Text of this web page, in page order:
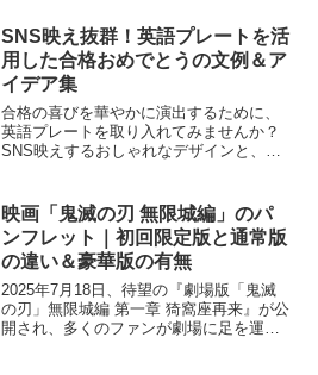
2100字は多すぎるのか、判断に悩む学生
も多いでしょう...
SNS映え抜群！英語プレートを活
用した合格おめでとうの文例＆ア
イデア集
合格の喜びを華やかに演出するために、
英語プレートを取り入れてみませんか？
SNS映えするおしゃれなデザインと、海
ぴったりです。本記事では、英語プレー
トの種類やデザインの選...
映画「鬼滅の刃 無限城編」のパ
ンフレット｜初回限定版と通常版
の違い＆豪華版の有無
2025年7月18日、待望の『劇場版「鬼滅
の刃」無限城編 第一章 猗窩座再来』が公
開され、多くのファンが劇場に足を運ん